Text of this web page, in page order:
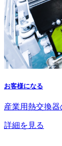
お客様になる
産業用熱交換
詳細を見る